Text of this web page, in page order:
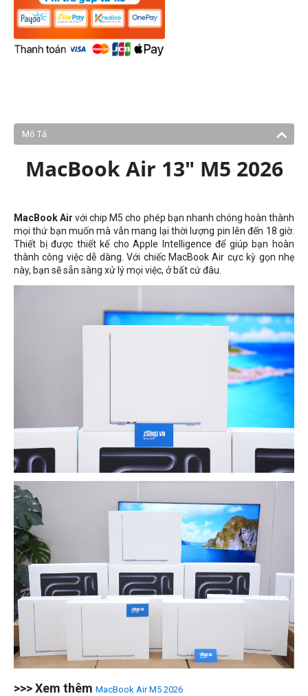
Mô Tả
MacBook Air 13" M5 2026
MacBook Air với chip M5 cho phép bạn nhanh chóng hoàn thành
mọi thứ bạn muốn mà vẫn mang lại thời lượng pin lên đến 18 giờ.
Thiết bị được thiết kế cho Apple Intelligence để giúp bạn hoàn
thành công việc dễ dàng. Với chiếc MacBook Air cực kỳ gọn nhẹ
này, bạn sẽ sẵn sàng xử lý mọi việc, ở bất cứ đâu.
>>> Xem thêm MacBook Air M5 2026